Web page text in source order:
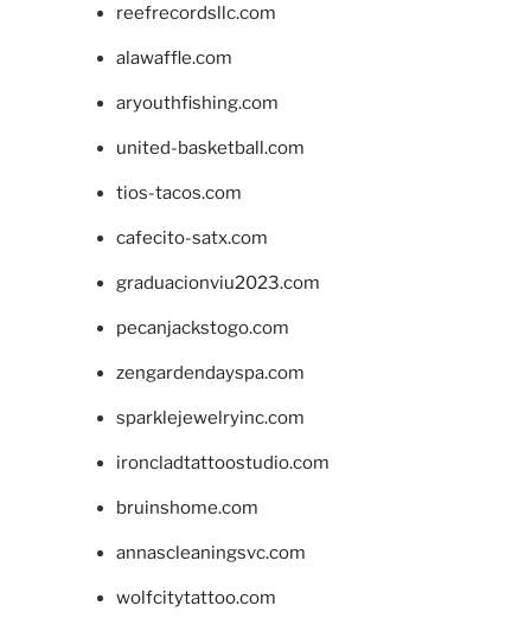
reefrecordsllc.com
alawaffle.com
aryouthfishing.com
united-basketball.com
tios-tacos.com
cafecito-satx.com
graduacionviu2023.com
pecanjackstogo.com
zengardendayspa.com
sparklejewelryinc.com
ironcladtattoostudio.com
bruinshome.com
annascleaningsvc.com
wolfcitytattoo.com